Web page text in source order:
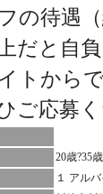
の待遇
だと自
トから
ご応募
20歳?35
１ アル